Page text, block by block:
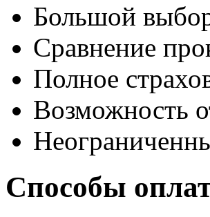
Большой
Сравнение
Полное
Возможность
Способы